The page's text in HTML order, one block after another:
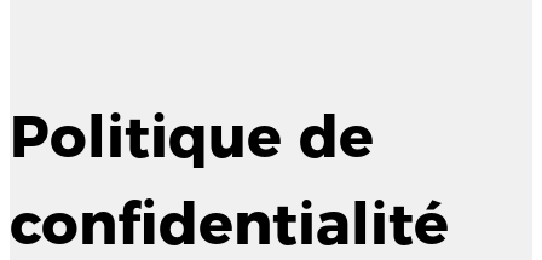
Politique de
confidentialité